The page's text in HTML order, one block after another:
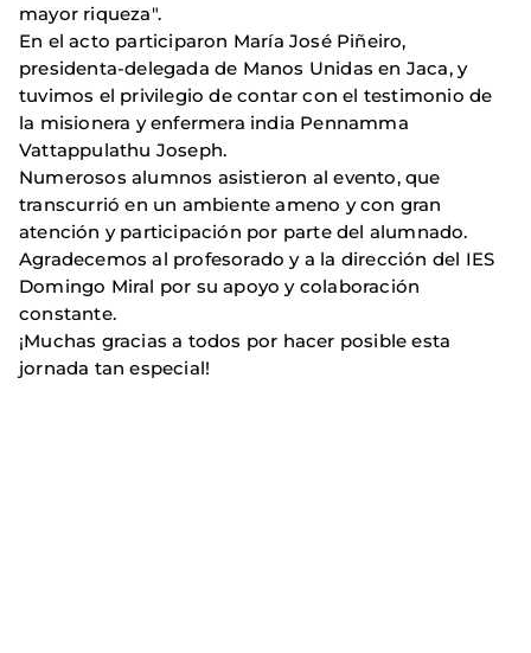
mayor riqueza".
En el acto participaron María José Piñeiro,
presidenta-delegada de Manos Unidas en Jaca, y
tuvimos el privilegio de contar con el testimonio de
la misionera y enfermera india Pennamma
Vattappulathu Joseph.
Numerosos alumnos asistieron al evento, que
transcurrió en un ambiente ameno y con gran
atención y participación por parte del alumnado.
Agradecemos al profesorado y a la dirección del IES
Domingo Miral por su apoyo y colaboración
constante.
¡Muchas gracias a todos por hacer posible esta
jornada tan especial!